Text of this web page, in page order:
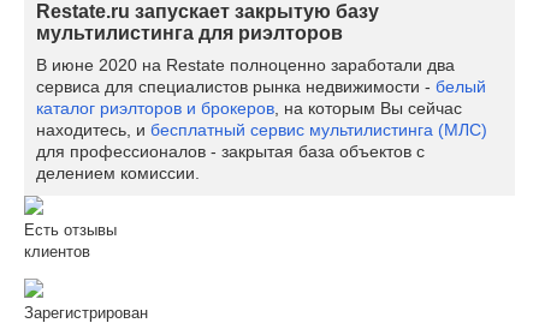
Restate.ru запускает закрытую базу
мультилистинга для риэлторов
В июне 2020 на Restate полноценно заработали два
сервиса для специалистов рынка недвижимости - белый
каталог риэлторов и брокеров , на которым Вы сейчас
находитесь, и бесплатный сервис мультилистинга (МЛС)
для профессионалов - закрытая база объектов с
делением комиссии.
Есть отзывы
клиентов
Зарегистрирован